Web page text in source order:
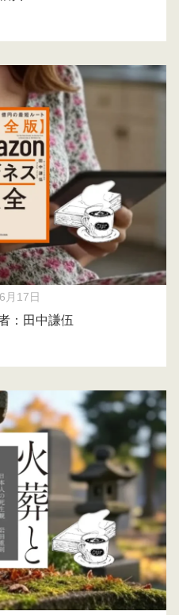
月17日
：田中謙伍